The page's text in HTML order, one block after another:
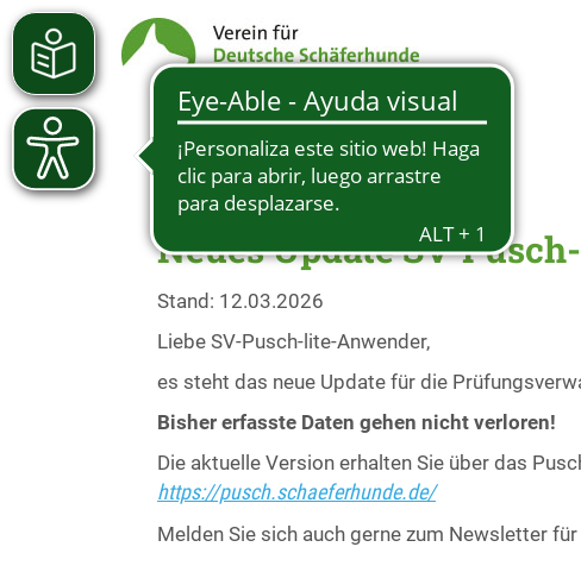
Neues Update SV-
Stand: 12.03.2026
Liebe SV-Pusch-lite-Anwender,
es steht das neue Update für die
Bisher erfasste Daten gehen nicht verloren!
Die aktuelle Version erhalten Sie über das
https://pusch.schaeferhunde.de/
Melden Sie sich auch gerne zum Newsletter für